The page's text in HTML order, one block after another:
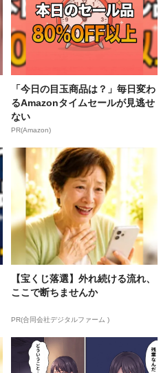
「今日の目玉商品は？」毎日変わ
るAmazonタイムセールが見逃せ
ない
PR(Amazon)
【宝くじ落選】外れ続ける流れ、
ここで断ちませんか
PR(合同会社デジタルファーム )